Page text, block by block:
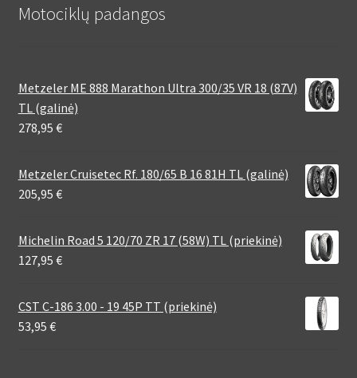
Motociklų padangos
Metzeler ME 888 Marathon Ultra 300/35 VR 18 (87V)
TL (galinė)
278,95 €
Metzeler Cruisetec Rf. 180/65 B 16 81H TL (galinė)
205,95 €
Michelin Road 5 120/70 ZR 17 (58W) TL (priekinė)
127,95 €
CST C-186 3.00 - 19 45P TT (priekinė)
53,95 €